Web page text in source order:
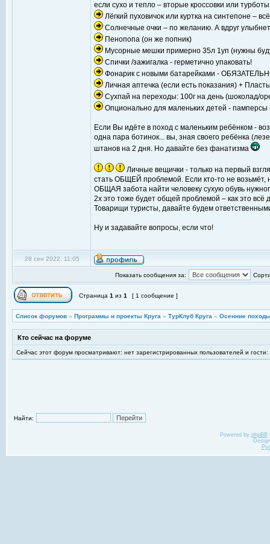
если сухо и тепло – вторые кроссовки или
Лёгкий пуховичок или куртка на синтепоне –
Солнечные очки – по желанию. А вдруг
Пенопопа (он же попник)
Мусорные мешки примерно 35л 1уп (нужны
Спички /зажигалка - герметично упаковать!
Фонарик с новыми батарейками -
Личная аптечка (если есть показания) +
Сухпай на переходы: 100г на день (шоколад/
Опционально для маленьких детей - памперсы
Если Вы идёте в поход с маленьким ребёнком -
одна пара ботинок... вы, зная своего ребёнка
штанов на 2 дня. Но давайте без фанатизма
Личные вещички - только на первый
стать ОБЩЕЙ проблемой. Если кто-то не возьмёт,
ОБЩАЯ забота найти человеку сухую обувь
2х это тоже будет общей проблемой – как это всё
Товарищи туристы, давайте будем
Ну и задавайте вопросы, если что!
28 сен 2022, 11:05
Показать сообщения за:
Страница 1 из 1 [ 1 сообщение ]
Список форумов » Программы и проекты Круга » ТурКлуб Круга » Осенние
Кто сейчас на форуме
Сейчас этот форум просматривают: нет зарегистрированных пользователей и гости:
Найти:
Powered by phpBB